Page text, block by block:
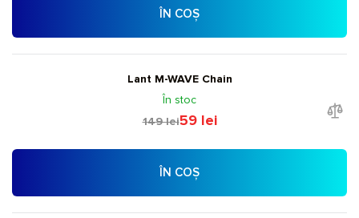
ÎN COȘ
Lant M-WAVE Chain
În stoc
149 lei59 lei
ÎN COȘ